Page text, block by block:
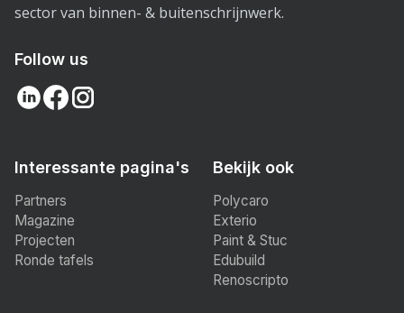
sector van binnen- & buitenschrijnwerk.
Follow us
Interessante pagina's
Partners
Magazine
Projecten
Ronde tafels
Bekijk ook
Polycaro
Exterio
Paint & Stuc
Edubuild
Renoscripto